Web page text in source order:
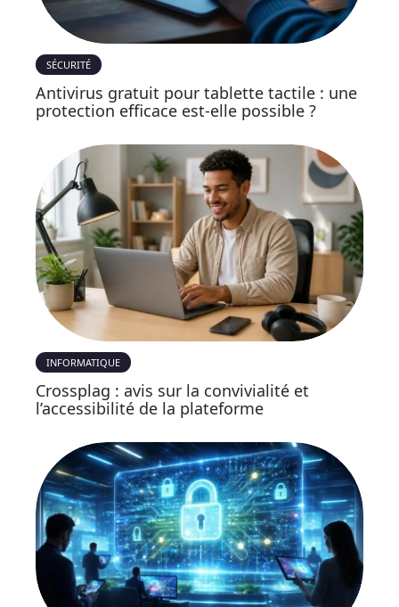
SÉCURITÉ
Antivirus gratuit pour tablette tactile : une
protection efficace est-elle possible ?
INFORMATIQUE
Crossplag : avis sur la convivialité et
l’accessibilité de la plateforme